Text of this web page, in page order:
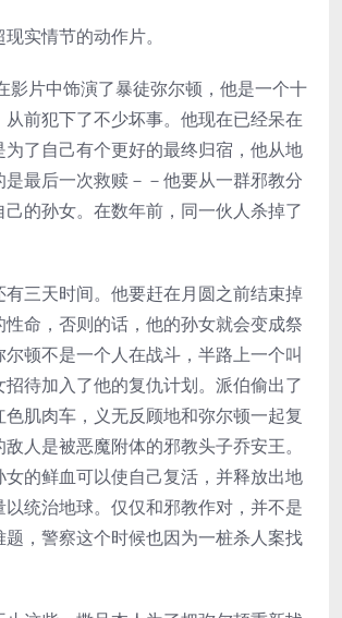
实情节的动作片。
影片中饰演了暴徒弥尔顿，他是一个十
前犯下了不少坏事。他现在已经呆在
为了自己有个更好的最终归宿，他从地
最后一次救赎－－他要从一群邪教分
的孙女。在数年前，同一伙人杀掉了
三天时间。他要赶在月圆之前结束掉
命，否则的话，他的孙女就会变成祭
顿不是一个人在战斗，半路上一个叫
待加入了他的复仇计划。派伯偷出了
色肌肉车，义无反顾地和弥尔顿一起复
人是被恶魔附体的邪教头子乔安王。
的鲜血可以使自己复活，并释放出地
统治地球。仅仅和邪教作对，并不是
，警察这个时候也因为一桩杀人案找